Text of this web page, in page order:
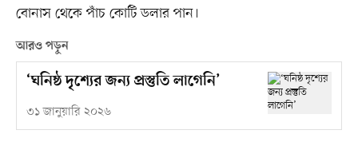
বোনাস থেকে পাঁচ কোটি ডলার পান।
আরও পড়ুন
‘ঘনিষ্ঠ দৃশ্যের জন্য প্রস্তুতি লাগেনি’
৩১ জানুয়ারি ২০২৬